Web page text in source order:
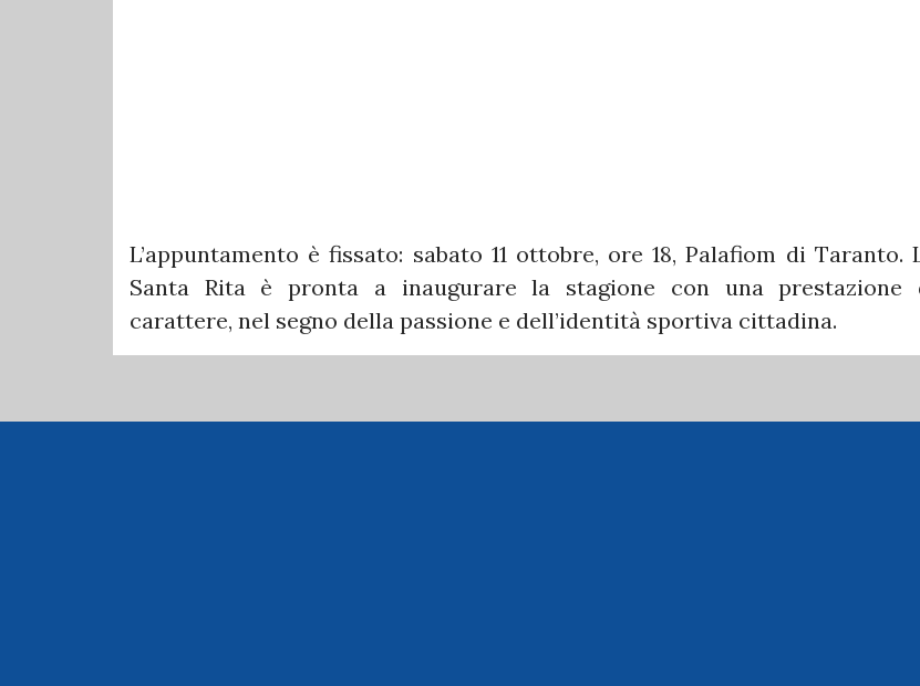
L’appuntamento è fissato: sabato 11 ottobre, ore 18, Palafiom di Taranto.
Santa Rita è pronta a inaugurare la stagione con una prestazione
carattere, nel segno della passione e dell’identità sportiva cittadina.